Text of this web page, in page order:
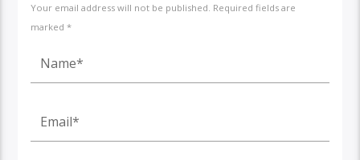
Your email address will not be published. Required fields are
marked *